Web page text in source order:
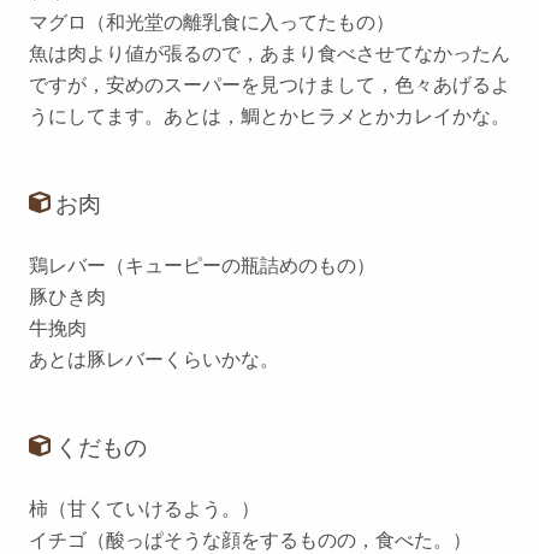
マグロ（和光堂の離乳食に入ってたもの）
魚は肉より値が張るので，あまり食べさせてなかったん
ですが，安めのスーパーを見つけまして，色々あげるよ
うにしてます。あとは，鯛とかヒラメとかカレイかな。
お肉
鶏レバー（キューピーの瓶詰めのもの）
豚ひき肉
牛挽肉
あとは豚レバーくらいかな。
くだもの
柿（甘くていけるよう。）
イチゴ（酸っぱそうな顔をするものの，食べた。）